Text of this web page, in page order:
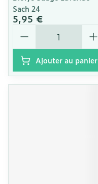
Sach 24
5,95 €
Quantité
Ajouter au panier